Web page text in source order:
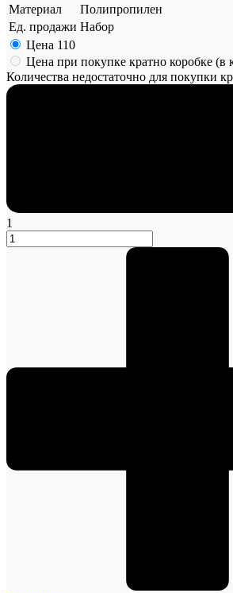
Материал
Полипропилен
Ед. продажи Набор
Цена 110
Цена при покупке кратно коробке (в
Количества недостаточно для покупки
1